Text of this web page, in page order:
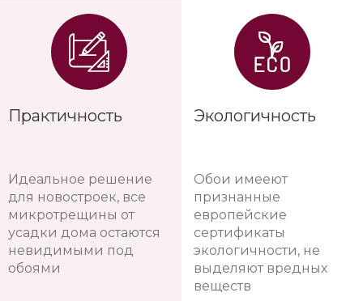
Практичность
Идеальное решение
для новостроек, все
микротрещины от
усадки дома остаются
невидимыми под
обоями
Экологичность
Обои имееют
признанные
европейские
сертификаты
экологичности, не
выделяют вредных
веществ